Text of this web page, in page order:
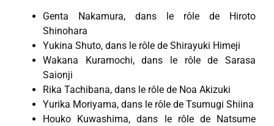
Genta Nakamura, dans le rôle de Hiroto
Shinohara
Yukina Shuto, dans le rôle de Shirayuki Himeji
Wakana Kuramochi, dans le rôle de Sarasa
Saionji
Rika Tachibana, dans le rôle de Noa Akizuki
Yurika Moriyama, dans le rôle de Tsumugi Shiina
Houko Kuwashima, dans le rôle de Natsume